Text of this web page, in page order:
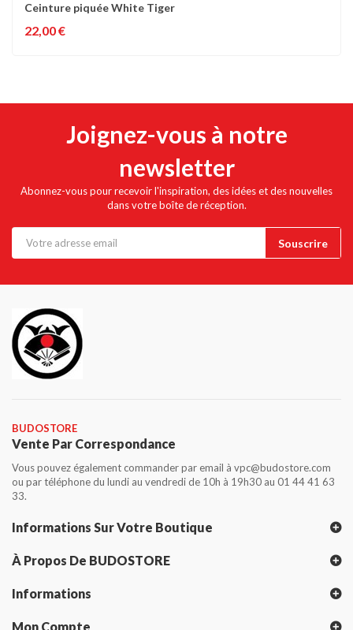
Ceinture piquée White Tiger
22,00 €
Joignez-vous à notre
newsletter
Abonnez-vous pour recevoir l'inspiration, des idées et des nouvelles
dans votre boîte de réception.
BUDOSTORE
Vente Par Correspondance
Vous pouvez également commander par email à vpc@budostore.com
ou par téléphone du lundi au vendredi de 10h à 19h30 au 01 44 41 63
33.
Informations Sur Votre Boutique
À Propos De BUDOSTORE
Informations
Mon Compte